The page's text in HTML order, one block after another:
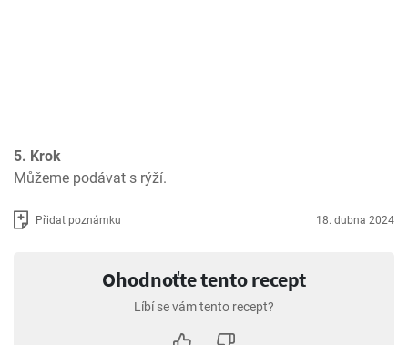
5. Krok
Můžeme podávat s rýží.
Přidat poznámku 18. dubna 2024
Ohodnoťte tento recept
Líbí se vám tento recept?